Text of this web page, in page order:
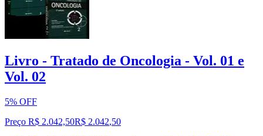
Livro - Tratado de Oncologia - Vol. 01 e
Vol. 02
5% OFF
Preço R$ 2.042,50R$ 2.042,50